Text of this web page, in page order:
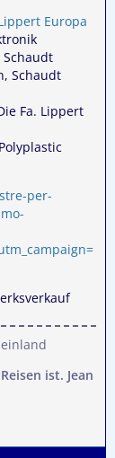
Europa
Schaudt
Fa. Lippert
per-
ist. Jean